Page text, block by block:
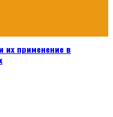
их применение в